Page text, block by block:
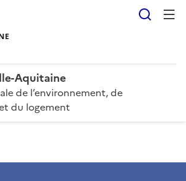
Aquitaine
de l’environnement, de
du logement